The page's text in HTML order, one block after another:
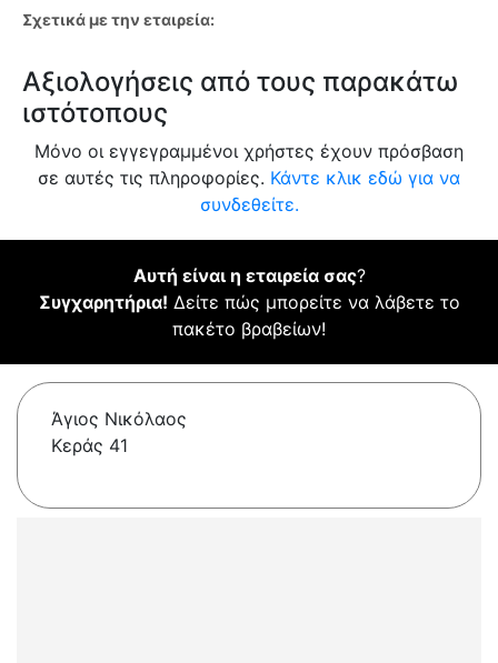
Σχετικά με την εταιρεία:
Αξιολογήσεις από τους παρακάτω
ιστότοπους
Μόνο οι εγγεγραμμένοι χρήστες έχουν πρόσβαση
σε αυτές τις πληροφορίες. Κάντε κλικ εδώ για να
συνδεθείτε.
Αυτή είναι η εταιρεία σας?
Συγχαρητήρια! Δείτε πώς μπορείτε να λάβετε το
πακέτο βραβείων!
Άγιος Νικόλαος
Κεράς 41